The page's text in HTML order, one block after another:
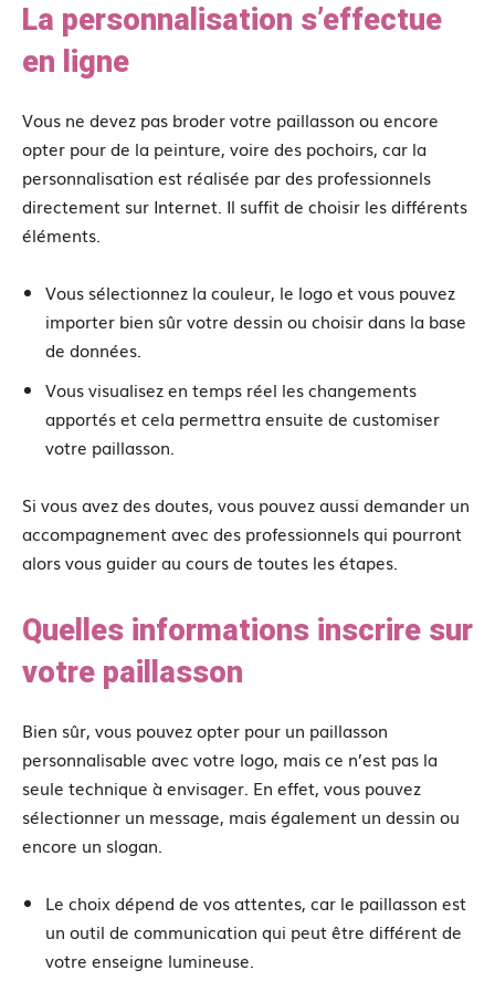
La personnalisation s’effectue
en ligne
Vous ne devez pas broder votre paillasson ou encore
opter pour de la peinture, voire des pochoirs, car la
personnalisation est réalisée par des professionnels
directement sur Internet. Il suffit de choisir les différents
éléments.
Vous sélectionnez la couleur, le logo et vous pouvez
importer bien sûr votre dessin ou choisir dans la base
de données.
Vous visualisez en temps réel les changements
apportés et cela permettra ensuite de customiser
votre paillasson.
Si vous avez des doutes, vous pouvez aussi demander un
accompagnement avec des professionnels qui pourront
alors vous guider au cours de toutes les étapes.
Quelles informations inscrire sur
votre paillasson
Bien sûr, vous pouvez opter pour un paillasson
personnalisable avec votre logo, mais ce n’est pas la
seule technique à envisager. En effet, vous pouvez
sélectionner un message, mais également un dessin ou
encore un slogan.
Le choix dépend de vos attentes, car le paillasson est
un outil de communication qui peut être différent de
votre enseigne lumineuse.